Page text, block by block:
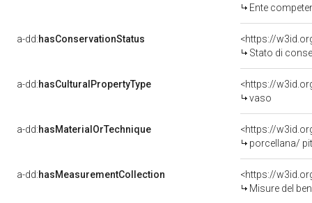
Ente competente per
a-dd:hasConservationStatus
<https://
Stato di
a-dd:hasCulturalPropertyType
<https://
vaso
a-dd:hasMaterialOrTechnique
<https://
porcellana/
a-dd:hasMeasurementCollection
<https://
Misure del